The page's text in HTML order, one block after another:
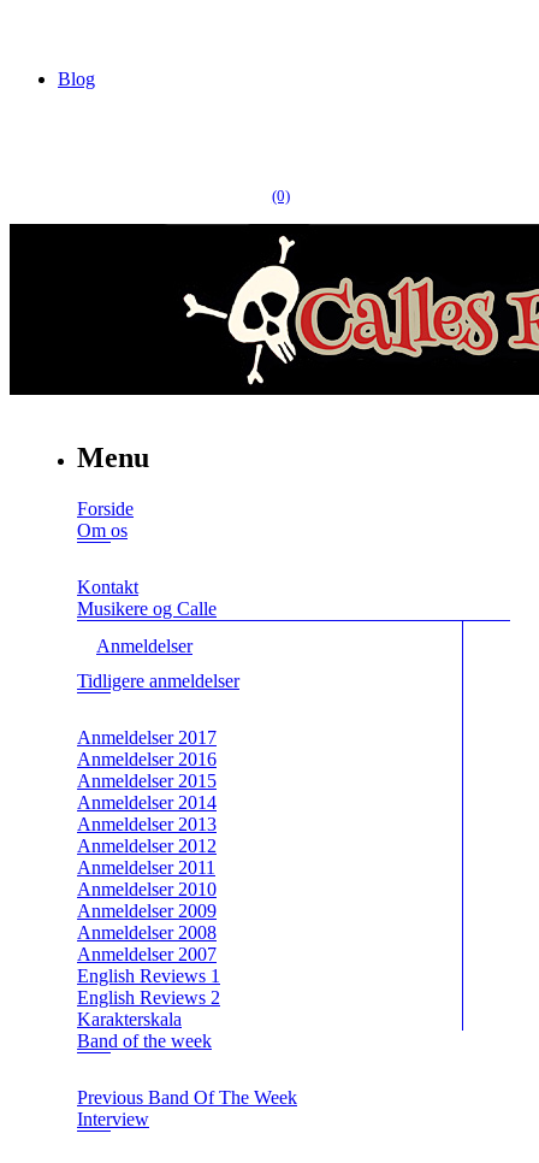
Blog
(0)
Menu
Forside
Om os
Kontakt
Musikere og Calle
Anmeldelser
Tidligere anmeldelser
Anmeldelser 2017
Anmeldelser 2016
Anmeldelser 2015
Anmeldelser 2014
Anmeldelser 2013
Anmeldelser 2012
Anmeldelser 2011
Anmeldelser 2010
Anmeldelser 2009
Anmeldelser 2008
Anmeldelser 2007
English Reviews 1
English Reviews 2
Karakterskala
Band of the week
Previous Band Of The Week
Interview